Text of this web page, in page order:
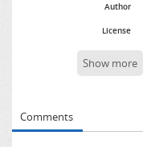
Author
License
Show more
Comments